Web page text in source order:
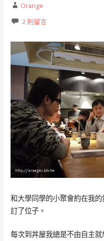
Orange
2 則留言
和大學同學的小聚會約在我
訂了位子。
每次到丼屋我總是不由自主